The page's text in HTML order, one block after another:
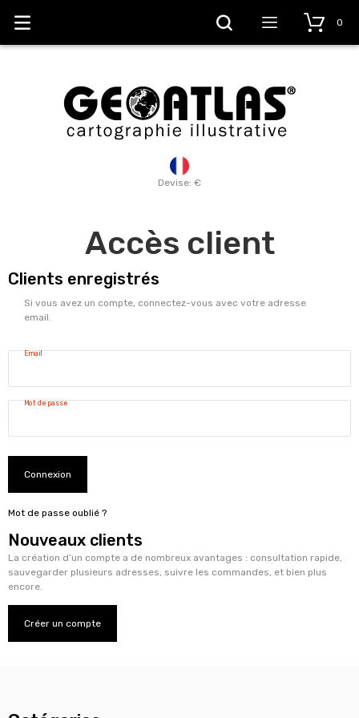
Devise: €
0
Accès client
Clients enregistrés
Si vous avez un compte, connectez-vous avec votre adresse
email.
Email
Mot de passe
Connexion
Mot de passe oublié ?
Nouveaux clients
La création d’un compte a de nombreux avantages : consultation rapide,
sauvegarder plusieurs adresses, suivre les commandes, et bien plus
encore.
Créer un compte